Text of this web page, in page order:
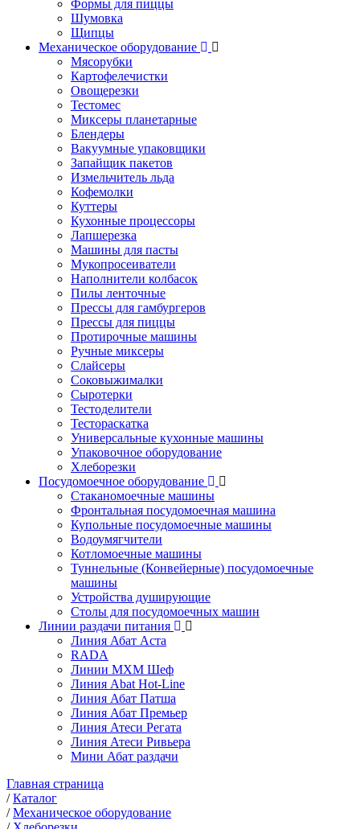
Формы для пиццы
Шумовка
Щипцы
Механическое оборудование
Мясорубки
Картофелечистки
Овощерезки
Тестомес
Миксеры планетарные
Блендеры
Вакуумные упаковщики
Запайщик пакетов
Измельчитель льда
Кофемолки
Куттеры
Кухонные процессоры
Лапшерезка
Машины для пасты
Мукопросеиватели
Наполнители колбасок
Пилы ленточные
Прессы для гамбургеров
Прессы для пиццы
Протирочные машины
Ручные миксеры
Слайсеры
Соковыжималки
Сыротерки
Тестоделители
Тестораскатка
Универсальные кухонные машины
Упаковочное оборудование
Хлеборезки
Посудомоечное оборудование
Стаканомоечные машины
Фронтальная посудомоечная машина
Купольные посудомоечные машины
Водоумягчители
Котломоечные машины
Туннельные (Конвейерные) посудомоечные
машины
Устройства душирующие
Столы для посудомоечных машин
Линии раздачи питания
Линия Абат Аста
RADA
Линии МХМ Шеф
Линия Abat Hot-Line
Линия Абат Патша
Линия Абат Премьер
Линия Атеси Регата
Линия Атеси Ривьера
Мини Абат раздачи
Главная страница
/Каталог
/Механическое оборудование